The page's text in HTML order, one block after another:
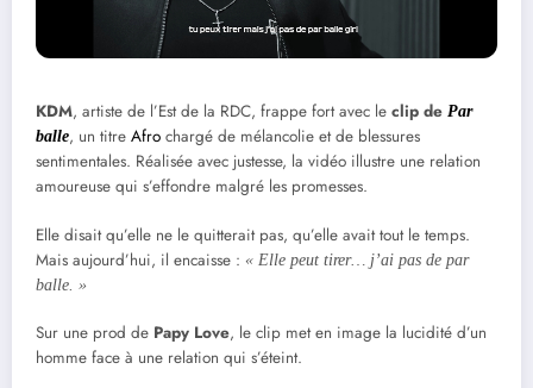
KDM, artiste de l’Est de la RDC, frappe fort avec le clip de Par
balle, un titre Afro chargé de mélancolie et de blessures
sentimentales. Réalisée avec justesse, la vidéo illustre une relation
amoureuse qui s’effondre malgré les promesses.
Elle disait qu’elle ne le quitterait pas, qu’elle avait tout le temps.
Mais aujourd’hui, il encaisse : « Elle peut tirer… j’ai pas de par
balle. »
Sur une prod de Papy Love, le clip met en image la lucidité d’un
homme face à une relation qui s’éteint.